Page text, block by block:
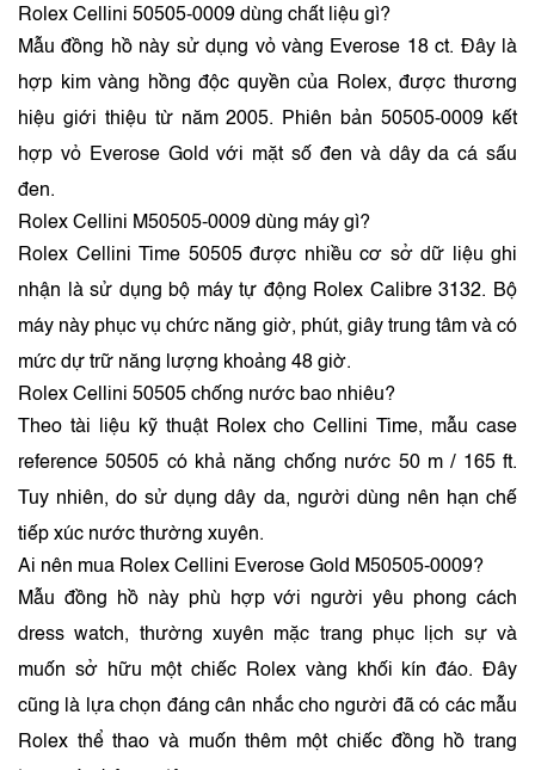
Rolex Cellini 50505-0009 dùng chất liệu gì?
Mẫu đồng hồ này sử dụng vỏ vàng Everose 18 ct. Đây là
hợp kim vàng hồng độc quyền của Rolex, được thương
hiệu giới thiệu từ năm 2005. Phiên bản 50505-0009 kết
hợp vỏ Everose Gold với mặt số đen và dây da cá sấu
đen.
Rolex Cellini M50505-0009 dùng máy gì?
Rolex Cellini Time 50505 được nhiều cơ sở dữ liệu ghi
nhận là sử dụng bộ máy tự động Rolex Calibre 3132. Bộ
máy này phục vụ chức năng giờ, phút, giây trung tâm và có
mức dự trữ năng lượng khoảng 48 giờ.
Rolex Cellini 50505 chống nước bao nhiêu?
Theo tài liệu kỹ thuật Rolex cho Cellini Time, mẫu case
reference 50505 có khả năng chống nước 50 m / 165 ft.
Tuy nhiên, do sử dụng dây da, người dùng nên hạn chế
tiếp xúc nước thường xuyên.
Ai nên mua Rolex Cellini Everose Gold M50505-0009?
Mẫu đồng hồ này phù hợp với người yêu phong cách
dress watch, thường xuyên mặc trang phục lịch sự và
muốn sở hữu một chiếc Rolex vàng khối kín đáo. Đây
cũng là lựa chọn đáng cân nhắc cho người đã có các mẫu
Rolex thể thao và muốn thêm một chiếc đồng hồ trang